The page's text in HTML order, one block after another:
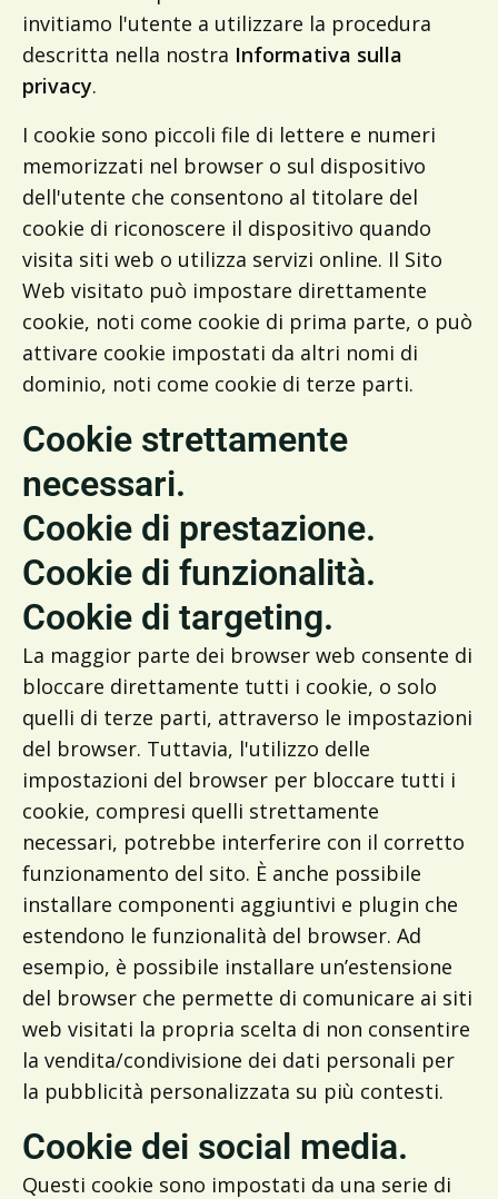
invitiamo l'utente a utilizzare la procedura
descritta nella nostra Informativa sulla
privacy.
I cookie sono piccoli file di lettere e numeri
memorizzati nel browser o sul dispositivo
dell'utente che consentono al titolare del
cookie di riconoscere il dispositivo quando
visita siti web o utilizza servizi online. Il Sito
Web visitato può impostare direttamente
cookie, noti come cookie di prima parte, o può
attivare cookie impostati da altri nomi di
dominio, noti come cookie di terze parti.
Cookie strettamente
necessari.
Cookie di prestazione.
Cookie di funzionalità.
Cookie di targeting.
La maggior parte dei browser web consente di
bloccare direttamente tutti i cookie, o solo
quelli di terze parti, attraverso le impostazioni
del browser. Tuttavia, l'utilizzo delle
impostazioni del browser per bloccare tutti i
cookie, compresi quelli strettamente
necessari, potrebbe interferire con il corretto
funzionamento del sito. È anche possibile
installare componenti aggiuntivi e plugin che
estendono le funzionalità del browser. Ad
esempio, è possibile installare un’estensione
del browser che permette di comunicare ai siti
web visitati la propria scelta di non consentire
la vendita/condivisione dei dati personali per
la pubblicità personalizzata su più contesti.
Cookie dei social media.
Questi cookie sono impostati da una serie di